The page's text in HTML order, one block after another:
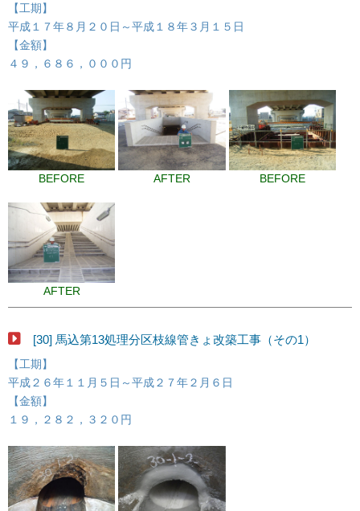
【工期】
平成１７年８月２０日～平成１８年３月１５日
【金額】
４９，６８６，０００円
BEFORE AFTER BEFORE
AFTER
[30] 馬込第13処理分区枝線管きょ改築工事（その1）
【工期】
平成２６年１１月５日～平成２７年２月６日
【金額】
１９，２８２，３２０円